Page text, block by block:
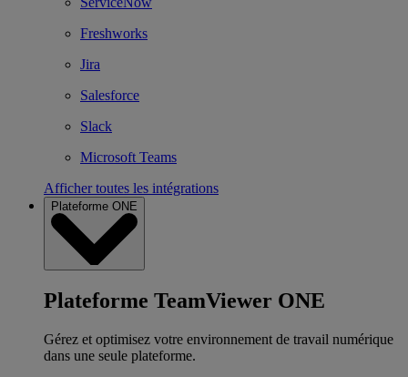
Freshworks
Jira
Salesforce
Slack
Microsoft Teams
Afficher toutes les intégrations
Plateforme ONE
Plateforme TeamViewer ONE
Gérez et optimisez votre environnement de travail numérique
dans une seule plateforme.